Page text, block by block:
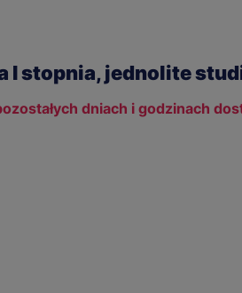
I stopnia, jednolite
dniach i godzinach